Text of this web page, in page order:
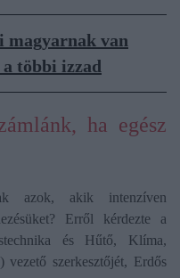
magyarnak van
többi izzad
ha egész
azok, akik intenzíven
Erről kérdezte a
és Hűtő, Klíma,
szerkesztőjét, Erdős